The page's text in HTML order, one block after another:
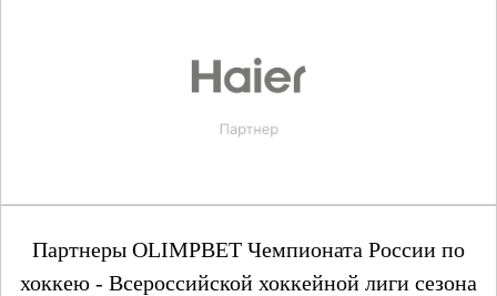
Партнеры OLIMPBET Чемпионата России по
хоккею - Всероссийской хоккейной лиги сезона